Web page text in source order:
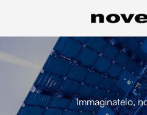
Immaginatelo,